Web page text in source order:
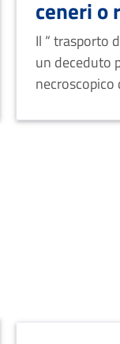
ceneri o
italiano
Il “ trasporto
un deceduto
necroscopico